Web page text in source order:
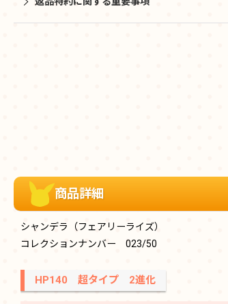
商品詳細
シャンデラ（フェアリーライズ）
コレクションナンバー 023/50
HP140 超タイプ 2進化